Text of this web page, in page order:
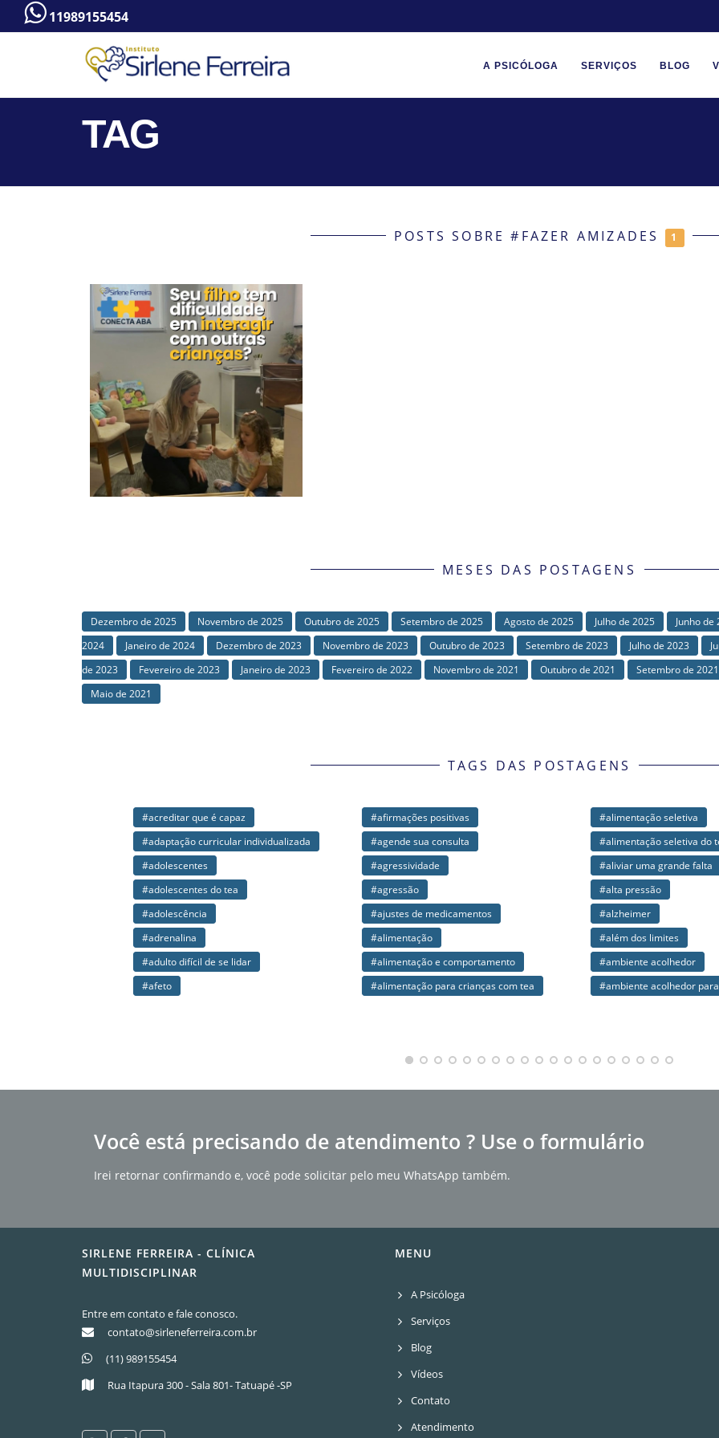
11989155454
A PSICÓLOGA SERVIÇOS BLOG
TAG
POSTS SOBRE #FAZER AMIZADES 1
MESES DAS POSTAGENS
Dezembro de 2025 Novembro de 2025 Outubro de 2025 Setembro de 2025 Agosto de 2025 Julho de 2025 Junho de
2024
Janeiro de 2024 Dezembro de 2023 Novembro de 2023 Outubro de 2023 Setembro de 2023 Julho de 2023
de 2023
Fevereiro de 2023 Janeiro de 2023 Fevereiro de 2022 Novembro de 2021 Outubro de 2021 Setembro de 2021
Maio de 2021
TAGS DAS POSTAGENS
#acreditar que é capaz
#adaptação curricular individualizada
#adolescentes
#adolescentes do tea
#adolescência
#adrenalina
#adulto difícil de se lidar
#afirmações positivas
#agende sua consulta
#agressividade
#agressão
#ajustes de medicamentos
#alimentação
#alimentação e comportamento
#alimentação para crianças com tea
#alimentação seletiva
#alimentação seletiva do tea
#aliviar uma grande falta
#alta pressão
#alzheimer
#além dos limites
#ambiente acolhedor
#ambiente acolhedor para o autista
Você está precisando de atendimento ? Use o formulário
Irei retornar confirmando e, você pode solicitar pelo meu WhatsApp também.
SIRLENE FERREIRA - CLÍNICA
MULTIDISCIPLINAR
Entre em contato e fale conosco.
contato@sirleneferreira.com.br
(11) 989155454
Rua Itapura 300 - Sala 801- Tatuapé -SP
MENU
A Psicóloga
Serviços
Blog
Vídeos
Contato
Atendimento